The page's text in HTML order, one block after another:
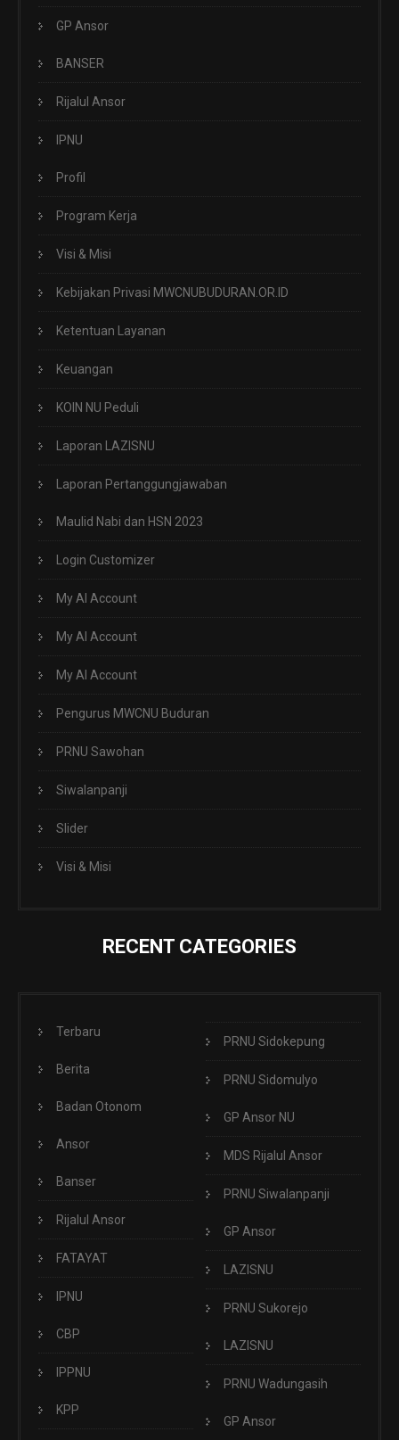
GP Ansor
BANSER
Rijalul Ansor
IPNU
Profil
Program Kerja
Visi & Misi
Kebijakan Privasi MWCNUBUDURAN.OR.ID
Ketentuan Layanan
Keuangan
KOIN NU Peduli
Laporan LAZISNU
Laporan Pertanggungjawaban
Maulid Nabi dan HSN 2023
Login Customizer
My AI Account
My AI Account
My AI Account
Pengurus MWCNU Buduran
PRNU Sawohan
Siwalanpanji
Slider
Visi & Misi
RECENT CATEGORIES
Terbaru
Berita
Badan Otonom
Ansor
Banser
Rijalul Ansor
FATAYAT
IPNU
CBP
IPPNU
KPP
PRNU Sidokepung
PRNU Sidomulyo
GP Ansor NU
MDS Rijalul Ansor
PRNU Siwalanpanji
GP Ansor
LAZISNU
PRNU Sukorejo
LAZISNU
PRNU Wadungasih
GP Ansor